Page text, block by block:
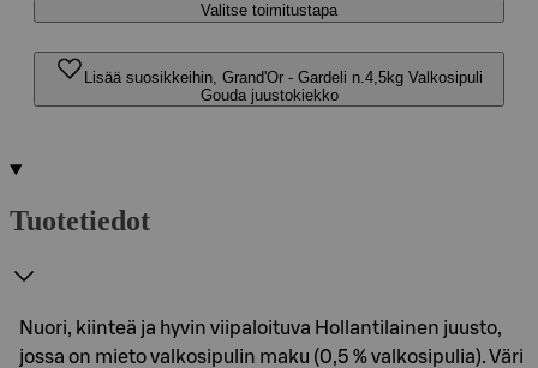
Valitse toimitustapa
Lisää suosikkeihin, Grand'Or - Gardeli n.4,5kg Valkosipuli
Gouda juustokiekko
Tuotetiedot
Nuori, kiinteä ja hyvin viipaloituva Hollantilainen juusto,
jossa on mieto valkosipulin maku (0,5 % valkosipulia). Väri